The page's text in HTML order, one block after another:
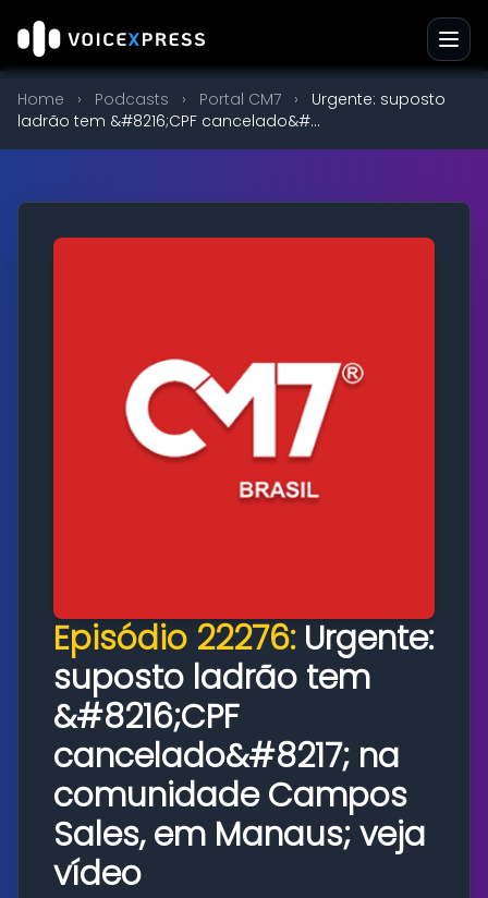
Home › Podcasts › Portal CM7 ›
Urgente: suposto
ladrão tem &#8216;CPF cancelado&#...
Episódio 22276: Urgente:
suposto ladrão tem
&#8216;CPF
cancelado&#8217; na
comunidade Campos
Sales, em Manaus; veja
vídeo